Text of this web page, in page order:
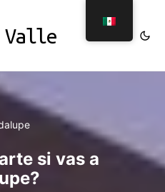
Valle
si vas a